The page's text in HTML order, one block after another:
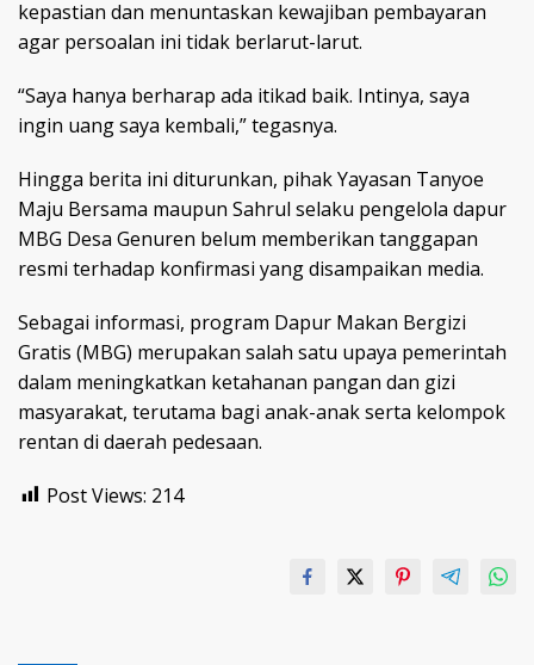
kepastian dan menuntaskan kewajiban pembayaran
agar persoalan ini tidak berlarut-larut.
“Saya hanya berharap ada itikad baik. Intinya, saya
ingin uang saya kembali,” tegasnya.
Hingga berita ini diturunkan, pihak Yayasan Tanyoe
Maju Bersama maupun Sahrul selaku pengelola dapur
MBG Desa Genuren belum memberikan tanggapan
resmi terhadap konfirmasi yang disampaikan media.
Sebagai informasi, program Dapur Makan Bergizi
Gratis (MBG) merupakan salah satu upaya pemerintah
dalam meningkatkan ketahanan pangan dan gizi
masyarakat, terutama bagi anak-anak serta kelompok
rentan di daerah pedesaan.
Post Views: 214